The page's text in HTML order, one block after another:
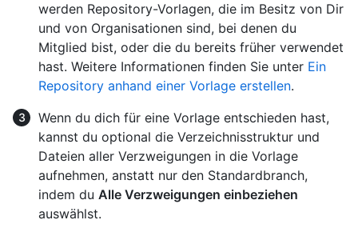
werden Repository-Vorlagen, die im Besitz von Dir
und von Organisationen sind, bei denen du
Mitglied bist, oder die du bereits früher verwendet
hast. Weitere Informationen finden Sie unter Ein
Repository anhand einer Vorlage erstellen.
Wenn du dich für eine Vorlage entschieden hast,
kannst du optional die Verzeichnisstruktur und
Dateien aller Verzweigungen in die Vorlage
aufnehmen, anstatt nur den Standardbranch,
indem du Alle Verzweigungen einbeziehen
auswählst.